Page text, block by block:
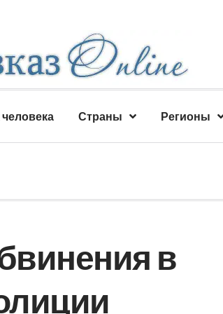
Страны Регионы
в